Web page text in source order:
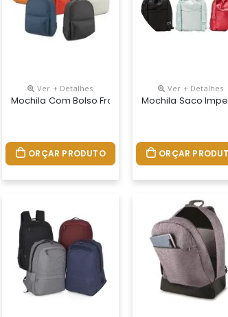
Polegadas
Ver + Detalhes
Mochila Com Bolso Frontal
ORÇAR PRODUTO
Ver + Detalhes
Mochila Saco
ORÇAR